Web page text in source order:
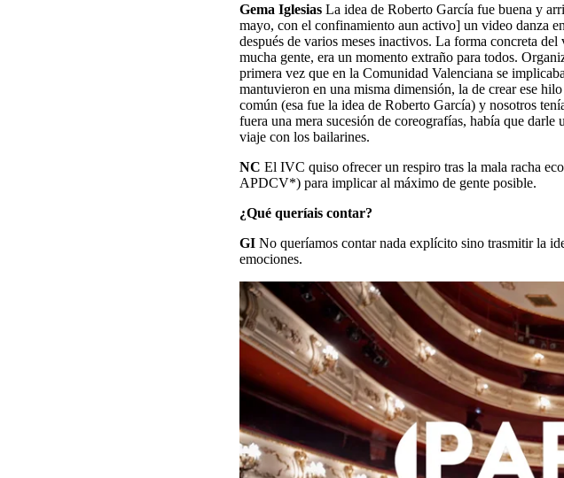
Gema Iglesias La idea de Roberto García fue buena y
mayo, con el confinamiento aun activo] un video danza
después de varios meses inactivos. La forma concreta
mucha gente, era un momento extraño para todos.
primera vez que en la Comunidad Valenciana se
mantuvieron en una misma dimensión, la de crear ese
común (esa fue la idea de Roberto García) y nosotros
fuera una mera sucesión de coreografías, había que
viaje con los bailarines.
NC El IVC quiso ofrecer un respiro tras la mala racha
APDCV*) para implicar al máximo de gente posible.
¿Qué queríais contar?
GI No queríamos contar nada explícito sino trasmitir la
emociones.